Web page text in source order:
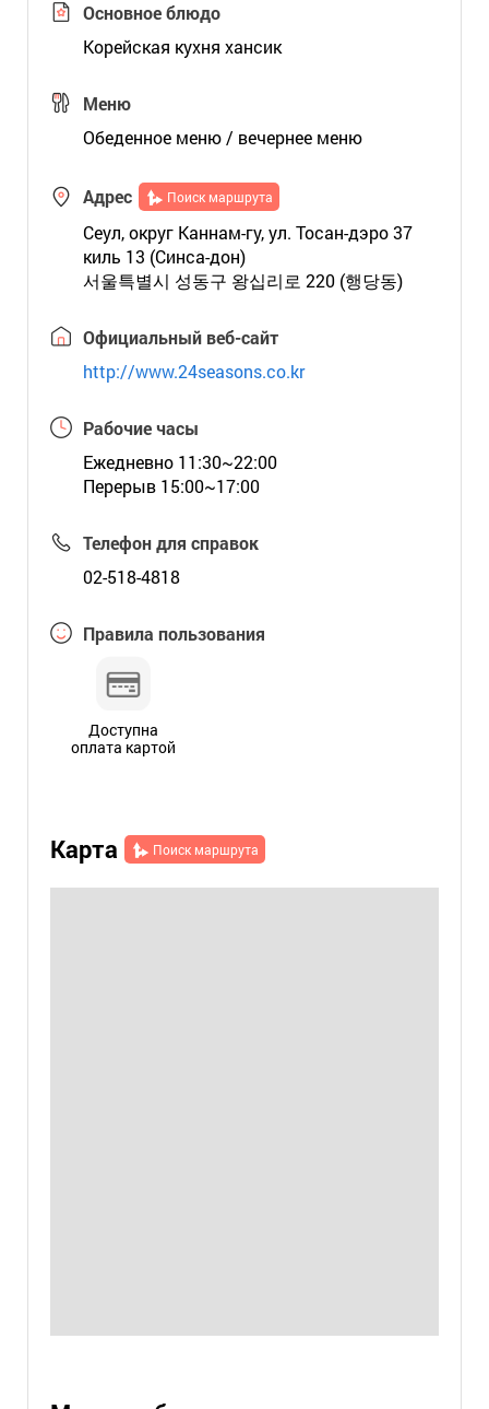
Основное блюдо
Корейская кухня хансик
Меню
Обеденное меню / вечернее меню
Адрес Поиск маршрута
Сеул, округ Каннам-гу, ул. Тосан-дэро 37
киль 13 (Синса-дон)
서울특별시 성동구 왕십리로 220 (행당동)
Официальный веб-сайт
http://www.24seasons.co.kr
Рабочие часы
Ежедневно 11:30~22:00
Перерыв 15:00~17:00
Телефон для справок
02-518-4818
Правила пользования
Доступна
оплата картой
Карта Поиск маршрута